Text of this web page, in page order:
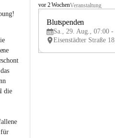
die
für
B
e
vor 2 WochenVeranstaltung
Blutspenden
Sa., 29. Aug., 07:00 -